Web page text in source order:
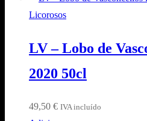
Licorosos
LV – Lobo de
2020 50cl
49,50 € IVA incluído